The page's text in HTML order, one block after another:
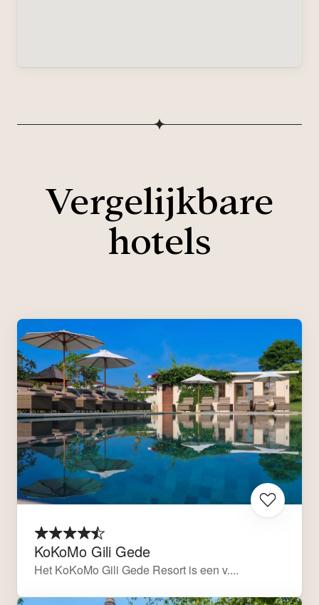
Vergelijkbare
hotels
KoKoMo Gili Gede
Het KoKoMo Gili Gede Resort is een v....